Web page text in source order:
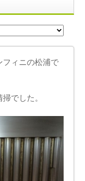
フィニの松浦で
でした。